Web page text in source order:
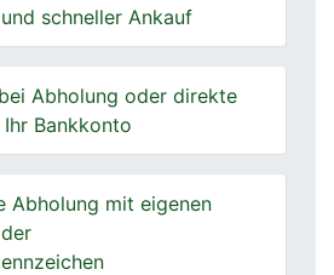
schneller Ankauf
Abholung oder direkte
Bankkonto
Abholung mit eigenen